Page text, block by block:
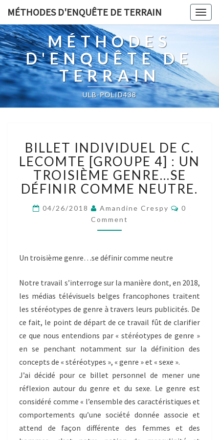
MÉTHODES D'ENQUÊTE DE TERRAIN
MÉTHODES
D'ENQUÊTE DE
TERRAIN
ULB-POLID438
INDIVIDUEL
DE
C.
LECOMTE
[GROUPE
:
UN
TROISIÈME
SE
NEUTRE.
BILLET INDIVIDUEL DE C.
LECOMTE [GROUPE 4] : UN
TROISIÈME GENRE…SE
DÉFINIR COMME NEUTRE.
04/26/2018 Amandine Crespy
0
Comment
Un troisième genre…se définir comme neutre
Notre travail s’interroge sur la manière dont, en 2018,
les médias télévisuels belges francophones traitent
les stéréotypes de genre à travers leurs publicités. De
ce fait, le point de départ de ce travail fût de clarifier
ce que nous entendions par « stéréotypes de genre »
en se penchant notamment sur la définition des
concepts de « stéréotypes », « genre » et « sexe ».
J’ai décidé pour ce billet personnel de mener une
réflexion autour du genre et du sexe. Le genre est
considéré comme « l’ensemble des caractéristiques et
comportements qu’une société donnée associe et
attend de façon différente des femmes et des